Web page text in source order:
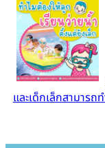
และเด็กเล็กสามารถ